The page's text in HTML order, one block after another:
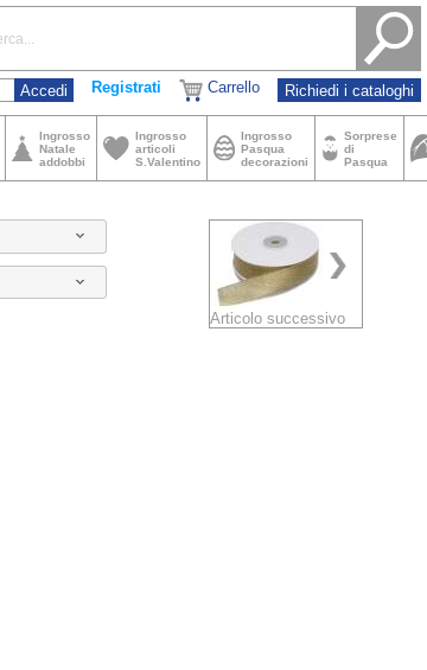
Registrati Carrello Richiedi i cataloghi
Ingrosso
Natale
addobbi
Ingrosso
articoli
S.Valentino
Ingrosso
Pasqua
decorazioni
Sorprese
di
Pasqua
Articolo successivo